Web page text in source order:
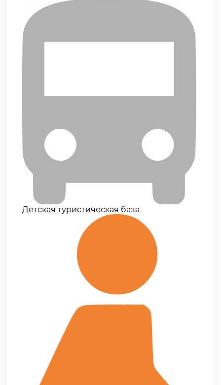
Детская туристическая база